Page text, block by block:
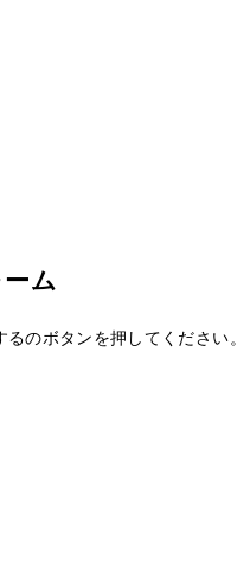
ム
るのボタンを押してください。